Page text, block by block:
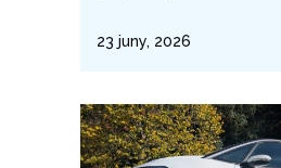
23 juny, 2026